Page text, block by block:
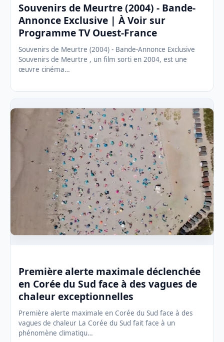
Souvenirs de Meurtre (2004) - Bande-
Annonce Exclusive | À Voir sur
Programme TV Ouest-France
Souvenirs de Meurtre (2004) - Bande-Annonce Exclusive
Souvenirs de Meurtre , un film sorti en 2004, est une
œuvre cinéma…
Première alerte maximale déclenchée
en Corée du Sud face à des vagues de
chaleur exceptionnelles
Première alerte maximale en Corée du Sud face à des
vagues de chaleur La Corée du Sud fait face à un
phénomène climatiqu…